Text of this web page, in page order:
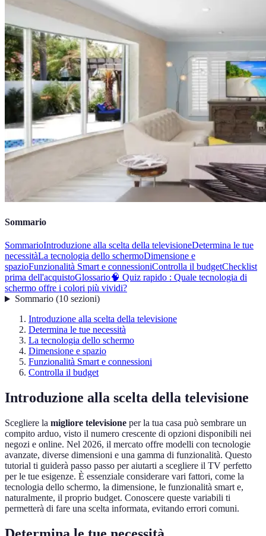
Sommario
SommarioIntroduzione alla scelta della televisioneDetermina le tue
necessitàLa tecnologia dello schermoDimensione e
spazioFunzionalità Smart e connessioniControlla il budgetChecklist
prima dell'acquistoGlossario🧠 Quiz rapido : Quale tecnologia di
schermo offre i colori più vividi?
Sommario(10 sezioni)
Introduzione alla scelta della televisione
Determina le tue necessità
La tecnologia dello schermo
Dimensione e spazio
Funzionalità Smart e connessioni
Controlla il budget
Introduzione alla scelta della televisione
Scegliere la migliore televisione per la tua casa può sembrare un
compito arduo, visto il numero crescente di opzioni disponibili nei
negozi e online. Nel 2026, il mercato offre modelli con tecnologie
avanzate, diverse dimensioni e una gamma di funzionalità. Questo
tutorial ti guiderà passo passo per aiutarti a scegliere il TV perfetto
per le tue esigenze. È essenziale considerare vari fattori, come la
tecnologia dello schermo, la dimensione, le funzionalità smart e,
naturalmente, il proprio budget. Conoscere queste variabili ti
permetterà di fare una scelta informata, evitando errori comuni.